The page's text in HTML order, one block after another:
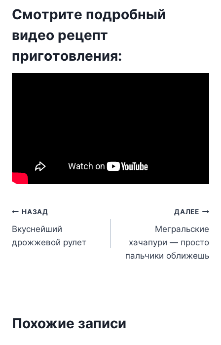
Cмoтpитe пoдpoбный
видeo peцeпт
пpигoтoвлeния:
Навигация
по
НАЗАД
Вкуснейший
дрожжевой рулет
ДАЛЕЕ
Мегральские
хачапури — просто
пальчики оближешь
Похожие записи